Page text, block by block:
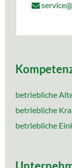
betriebliche
betriebliche
betriebliche